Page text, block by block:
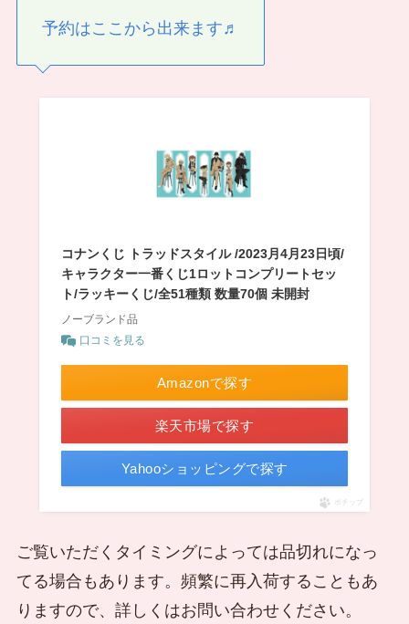
予約はここから出来ます♬
コナンくじ トラッドスタイル /2023月4月23日頃/
キャラクター一番くじ1ロットコンプリートセッ
ト/ラッキーくじ/全51種類 数量70個 未開封
ノーブランド品
口コミを見る
Amazonで探す
楽天市場で探す
Yahooショッピングで探す
ポチップ
ご覧いただくタイミングによっては品切れになっ
てる場合もあります。頻繁に再入荷することもあ
りますので、詳しくはお問い合わせください。